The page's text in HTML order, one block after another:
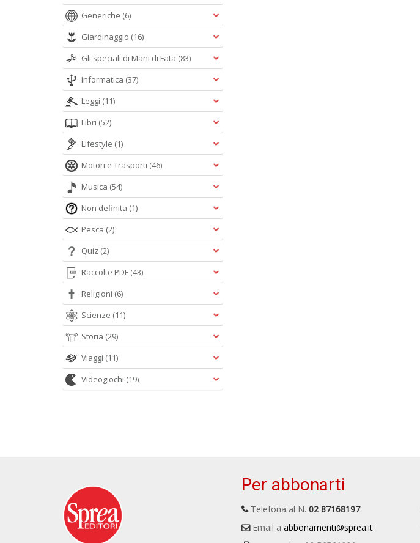
Generiche (6)
Giardinaggio (16)
Gli speciali di Mani di Fata (83)
Informatica (37)
Leggi (11)
Libri (52)
Lifestyle (1)
Motori e Trasporti (46)
Musica (54)
Non definita (1)
Pesca (2)
Quiz (2)
Raccolte PDF (43)
Religioni (6)
Scienze (11)
Storia (29)
Viaggi (11)
Videogiochi (19)
Per abbonarti
Telefona al N. 02 87168197
Email a abbonamenti@sprea.it